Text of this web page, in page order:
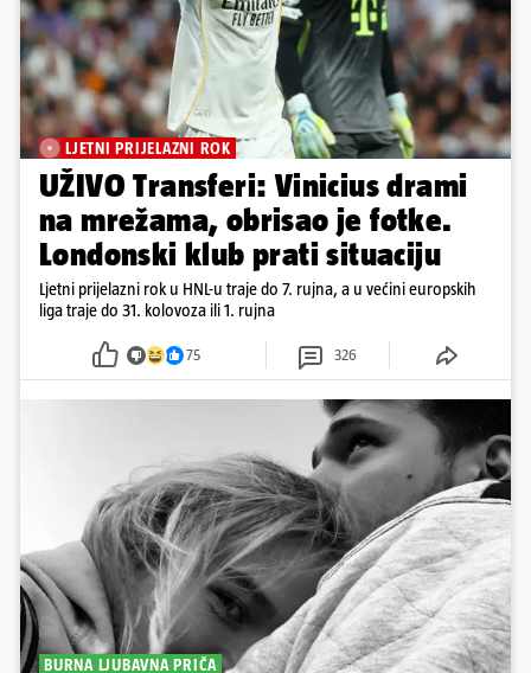
LJETNI PRIJELAZNI ROK
UŽIVO Transferi: Vinicius drami
na mrežama, obrisao je fotke.
Londonski klub prati situaciju
Ljetni prijelazni rok u HNL-u traje do 7. rujna, a u većini europskih
liga traje do 31. kolovoza ili 1. rujna
75 326
BURNA LJUBAVNA PRIČA